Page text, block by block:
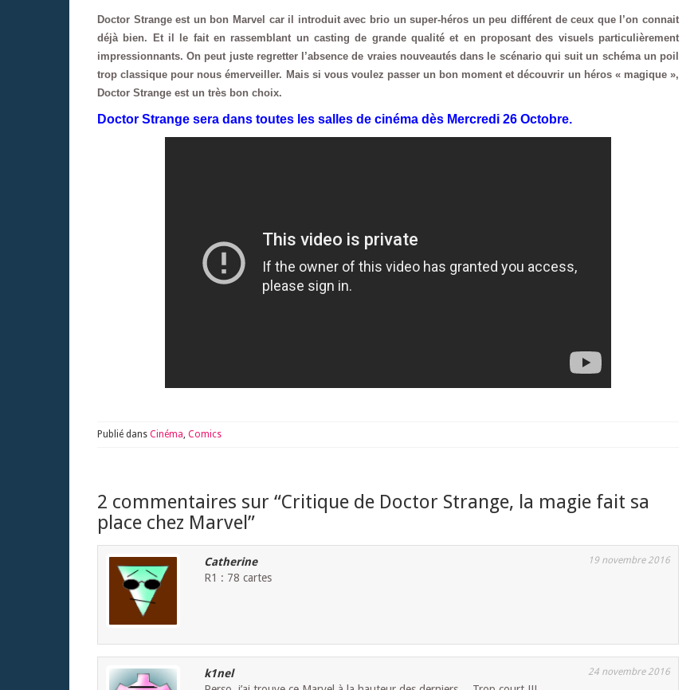
Doctor Strange est un bon Marvel car il introduit avec brio un super-héros un peu différent de ceux que l’on connait
déjà bien. Et il le fait en rassemblant un casting de grande qualité et en proposant des visuels particulièrement
impressionnants. On peut juste regretter l’absence de vraies nouveautés dans le scénario qui suit un schéma un poil
trop classique pour nous émerveiller. Mais si vous voulez passer un bon moment et découvrir un héros « magique »,
Doctor Strange est un très bon choix.
Doctor Strange sera dans toutes les salles de cinéma dès Mercredi 26 Octobre.
Publié dans Cinéma Comics
2 commentaires sur “Critique de Doctor Strange, la magie fait sa
place chez Marvel”
Catherine 19 novembre 2016
R1 : 78 cartes
k1nel 24 novembre 2016